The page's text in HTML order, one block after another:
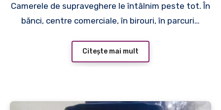
Camerele de supraveghere le întâlnim peste tot. În
bănci, centre comerciale, în birouri, în parcuri…
Citește mai mult